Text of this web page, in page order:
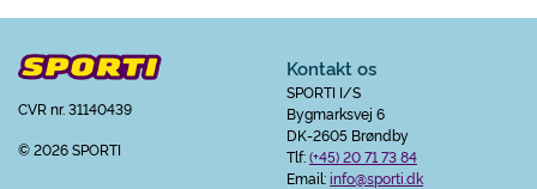
CVR nr. 31140439
© 2026 SPORTI
Kontakt os
SPORTI I/S
Bygmarksvej 6
DK-2605 Brøndby
Tlf:(+45) 20 71 73 84
Email:info@sporti.dk